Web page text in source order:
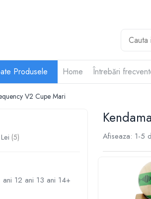
Bucatarie
Bucatarie
Produsele Home Întrebări
V2 Cupe Mari
(5)
12 ani 13 ani 14+
Afiseaza: 1-5